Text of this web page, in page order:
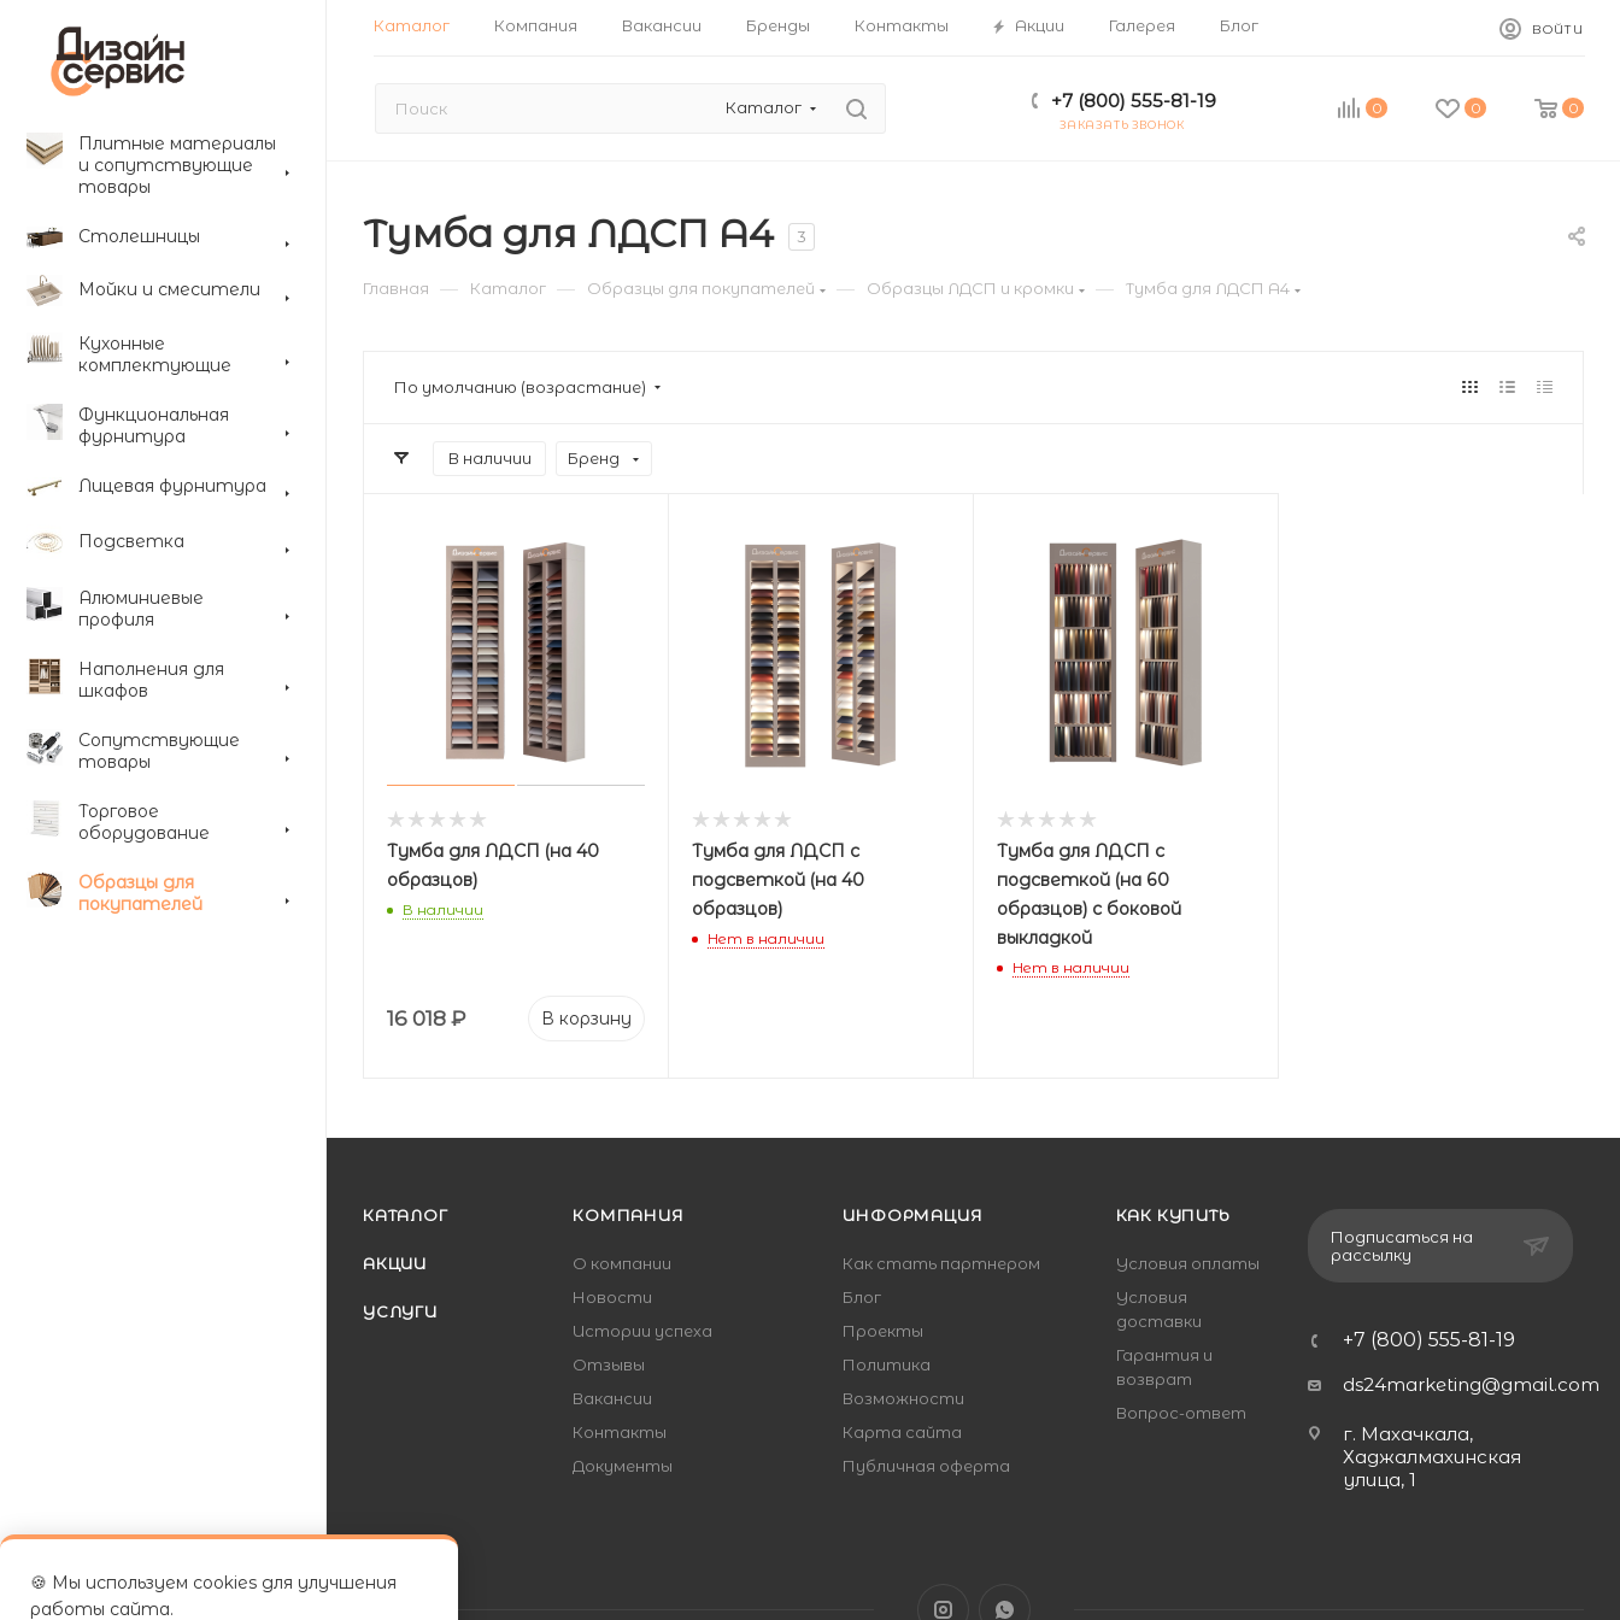
Каталог Компания Вакансии Бренды Контакты Акции Галерея Блог ВОЙТИ
Каталог +7 (800) 555-81-19
ЗАКАЗАТЬ ЗВОНОК
0 0 0
Плитные материалы
и сопутствующие
товары
Столешницы
Мойки и смесители
Кухонные
комплектующие
Функциональная
фурнитура
Лицевая фурнитура
Подсветка
Алюминиевые
профиля
Наполнения для
шкафов
Сопутствующие
товары
Торговое
оборудование
Образцы для
покупателей
Тумба для ЛДСП А4 3
Главная — Каталог — Образцы для покупателей — Образцы ЛДСП и кромки — Тумба для ЛДСП А4
По умолчанию (возрастание)
В наличии Бренд
Тумба для ЛДСП (на 40
образцов)
В наличии
16 018 ₽ В корзину
Тумба для ЛДСП с
подсветкой (на 40
образцов)
Нет в наличии
Тумба для ЛДСП с
подсветкой (на 60
образцов) с боковой
выкладкой
Нет в наличии
КАТАЛОГ
АКЦИИ
УСЛУГИ
КОМПАНИЯ
О компании
Новости
Истории успеха
Отзывы
Вакансии
Контакты
Документы
ИНФОРМАЦИЯ
Как стать партнером
Блог
Проекты
Политика
Возможности
Карта сайта
Публичная оферта
КАК КУПИТЬ
Условия оплаты
Условия
доставки
Гарантия и
возврат
Вопрос-ответ
Подписаться на
рассылку
+7 (800) 555-81-19
ds24marketing@gmail.com
г. Махачкала,
Хаджалмахинская
улица, 1
🍪 Мы используем cookies для улучшения
работы сайта.